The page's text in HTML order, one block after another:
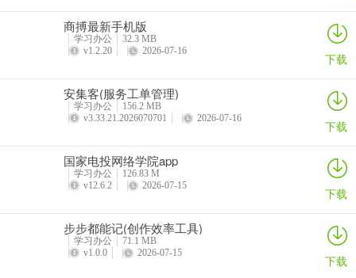
**问题1：如何在北京市政协app上查看政协会议信息？**
**问题2：app能及时更新政协新闻吗？**
答：能，政协的最新新闻会及时为用户更新，方便用户及时知晓。
**问题3：如何在app上管理提案？**
答：帮助用户对提案进行管理，所有提案信息在应用中就能了解。
**问题4：app支持智能提醒工作日程吗？**
答：支持智能提醒工作日程，能合理安排时间，让工作更高效。
商搏最新手机版
学习办公
32.3 MB
v1.2.20
2026-07-16 下载
安集客(服务工单管理)
学习办公
156.2 MB
v3.33.21.2026070701
2026-07-16 下载
国家电投网络学院app
学习办公
126.83 M
v12.6.2
2026-07-15 下载
步步都能记(创作效率工具)
学习办公
71.1 MB
v1.0.0
2026-07-15 下载